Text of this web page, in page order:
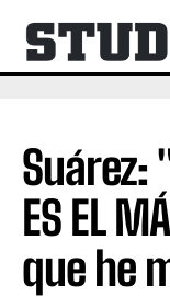
Suárez:
ES EL
que he